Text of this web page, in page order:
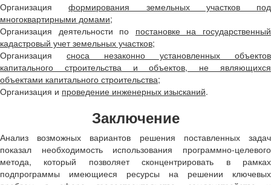
Организацияформирования земельных участков под
многоквартирными домами;
Организация деятельности по постановке на государственный
кадастровый учет земельных участков;
Организация сноса незаконно установленных объектов
капитального строительства и объектов, не являющихся
объектами капитального строительства;
Организация и проведение инженерных изысканий.
Заключение
Анализ возможных вариантов решения поставленных задач
показал необходимость использования программно-целевого
метода, который позволяет сконцентрировать в рамках
подпрограммы имеющиеся ресурсы на решении ключевых